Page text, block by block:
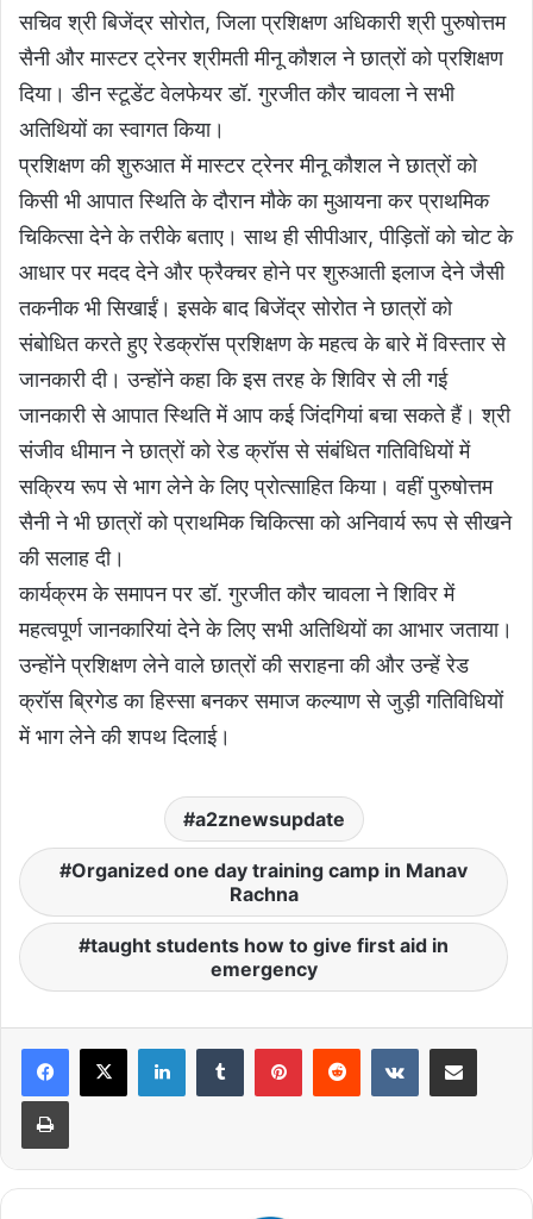
सचिव श्री बिजेंद्र सोरोत, जिला प्रशिक्षण अधिकारी श्री पुरुषोत्तम
सैनी और मास्टर ट्रेनर श्रीमती मीनू कौशल ने छात्रों को प्रशिक्षण
दिया। डीन स्टूडेंट वेलफेयर डॉ. गुरजीत कौर चावला ने सभी
अतिथियों का स्वागत किया।
प्रशिक्षण की शुरुआत में मास्टर ट्रेनर मीनू कौशल ने छात्रों को
किसी भी आपात स्थिति के दौरान मौके का मुआयना कर प्राथमिक
चिकित्सा देने के तरीके बताए। साथ ही सीपीआर, पीड़ितों को चोट के
आधार पर मदद देने और फ्रैक्चर होने पर शुरुआती इलाज देने जैसी
तकनीक भी सिखाईं। इसके बाद बिजेंद्र सोरोत ने छात्रों को
संबोधित करते हुए रेडक्रॉस प्रशिक्षण के महत्व के बारे में विस्तार से
जानकारी दी। उन्होंने कहा कि इस तरह के शिविर से ली गई
जानकारी से आपात स्थिति में आप कई जिंदगियां बचा सकते हैं। श्री
संजीव धीमान ने छात्रों को रेड क्रॉस से संबंधित गतिविधियों में
सक्रिय रूप से भाग लेने के लिए प्रोत्साहित किया। वहीं पुरुषोत्तम
सैनी ने भी छात्रों को प्राथमिक चिकित्सा को अनिवार्य रूप से सीखने
की सलाह दी।
कार्यक्रम के समापन पर डॉ. गुरजीत कौर चावला ने शिविर में
महत्वपूर्ण जानकारियां देने के लिए सभी अतिथियों का आभार जताया।
उन्होंने प्रशिक्षण लेने वाले छात्रों की सराहना की और उन्हें रेड
क्रॉस ब्रिगेड का हिस्सा बनकर समाज कल्याण से जुड़ी गतिविधियों
में भाग लेने की शपथ दिलाई।
a2znewsupdate
Organized one day training camp in Manav
Rachna
taught students how to give first aid in
emergency